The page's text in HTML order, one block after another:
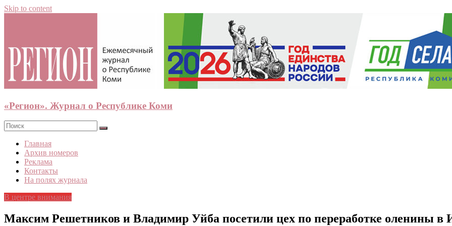
Skip to content
«Регион». Журнал о Республике Коми
Главная
Архив номеров
Реклама
Контакты
На полях журнала
В центре внимания
Максим Решетников и Владимир Уйба посетили цех по переработке оленины в